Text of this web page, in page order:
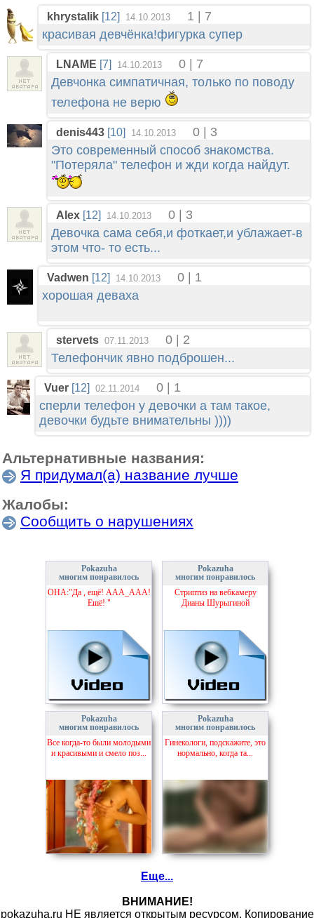
khrystalik [12] 14.10.2013
1 | 7
красивая девчёнка!фигурка супер
LNAME [7] 14.10.2013
0 | 7
Девчонка симпатичная, только по поводу
телефона не верю
denis443 [10] 14.10.2013
0 | 3
Это современный способ знакомства.
"Потеряла" телефон и жди когда найдут.
Alex [12] 14.10.2013
0 | 3
Девочка сама себя,и фоткает,и ублажает-в
этом что- то есть...
Vadwen [12] 14.10.2013
0 | 1
хорошая деваха
stervets 07.11.2013
0 | 2
Телефончик явно подброшен...
Vuer [12] 02.11.2014
0 | 1
сперли телефон у девочки а там такое,
девочки будьте внимательны ))))
Альтернативные названия:
Я придумал(а) название лучше
Жалобы:
Сообщить о нарушениях
Pokazuha
многим понравилось
ОНА:"Да , ещё! ААА_ААА!
Ешё! "
Pokazuha
многим понравилось
Стриптиз на вебкамеру
Дианы Шурыгиной
Pokazuha
многим понравилось
Все когда-то были молодыми
и красивыми и смело поз...
Pokazuha
многим понравилось
Гинекологи, подскажите, это
нормально, когда та...
Еще...
ВНИМАНИЕ!
pokazuha.ru НЕ является открытым ресурсом. Копирование